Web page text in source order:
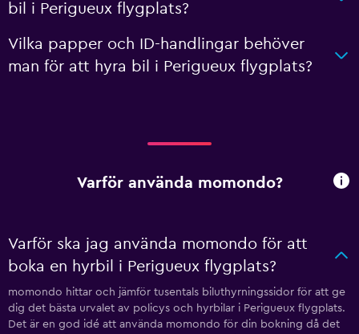
bil i Perigueux flygplats?
Vilka papper och ID-handlingar behöver
man för att hyra bil i Perigueux flygplats?
Varför använda momondo?
Varför ska jag använda momondo för att
boka en hyrbil i Perigueux flygplats?
momondo hittar och jämför tusentals biluthyrningssidor för att ge
dig det bästa urvalet av policys och hyrbilar i Perigueux flygplats.
Det är en god idé att använda momondo för din bokning då det